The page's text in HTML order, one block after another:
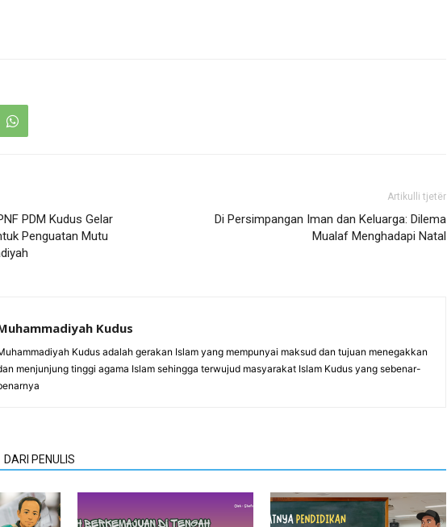
PDM Kudus Gelar
Penguatan Mutu
Artikulli tjetër
Di Persimpangan Iman dan Keluarga: Dilema
Mualaf Menghadapi Natal
Kudus
Kudus adalah gerakan Islam yang mempunyai maksud dan tujuan menegakkan
menjunjung tinggi agama Islam sehingga terwujud masyarakat Islam Kudus yang sebenar-
DARI PENULIS